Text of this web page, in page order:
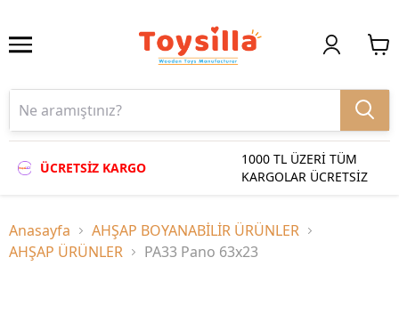
ÜCRETSİZ KARGO
1000 TL ÜZERİ TÜM
KARGOLAR ÜCRETSİZ
Anasayfa
AHŞAP BOYANABİLİR ÜRÜNLER
AHŞAP ÜRÜNLER
PA33 Pano 63x23